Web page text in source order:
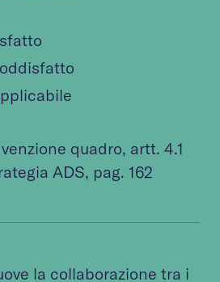
quadro, artt. 4.1
ADS, pag. 16​​​​​​2
la collaborazione tra i